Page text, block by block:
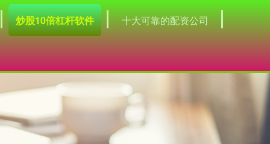
炒股10倍杠杆软件 十大可靠的配资公司